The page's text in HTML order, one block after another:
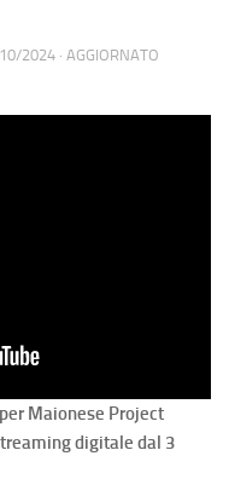
2024 · AGGIORNATO
Maionese Project
digitale dal 3